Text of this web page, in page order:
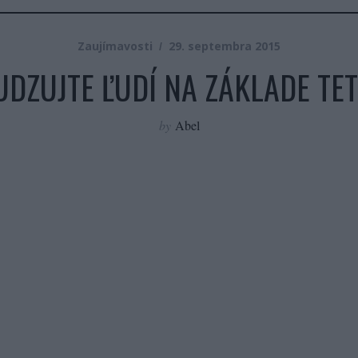
Zaujímavosti 29. septembra 2015
ĽUDÍ NA ZÁKLADE
by Abel